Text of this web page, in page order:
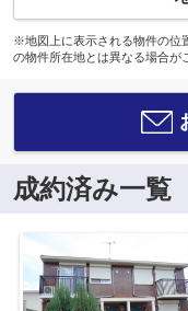
※地図上に表示される物件の位
の物件所在地とは異なる場合が
成約済み一覧